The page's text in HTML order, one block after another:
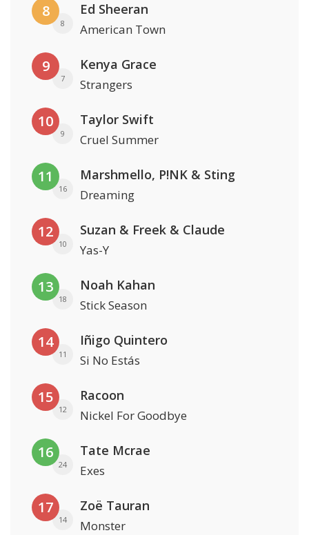
8
8
Ed Sheeran
American Town
9
7
Kenya Grace
Strangers
10
9
Taylor Swift
Cruel Summer
11
16
Marshmello, P!NK & Sting
Dreaming
12
10
Suzan & Freek & Claude
Yas-Y
13
18
Noah Kahan
Stick Season
14
11
Iñigo Quintero
Si No Estás
15
12
Racoon
Nickel For Goodbye
16
24
Tate Mcrae
Exes
17
14
Zoë Tauran
Monster